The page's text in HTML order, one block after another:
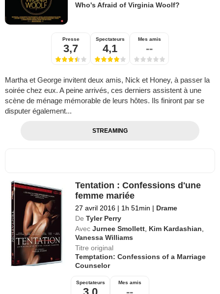
Who's Afraid of Virginia Woolf?
Presse
3,7
Spectateurs
4,1
Mes amis
--
Martha et George invitent deux amis, Nick et Honey, à passer la
soirée chez eux. A peine arrivés, ces derniers assistent à une
scène de ménage mémorable de leurs hôtes. Ils finiront par se
disputer également...
STREAMING
Tentation : Confessions d'une
femme mariée
27 avril 2016 | 1h 51min | Drame
De Tyler Perry
Avec Jurnee Smollett Kim Kardashian
Vanessa Williams
Titre original
Temptation: Confessions of a Marriage
Counselor
Spectateurs Mes amis